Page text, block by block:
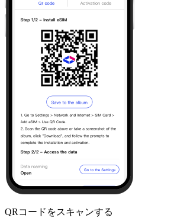
QRコードをスキャンする